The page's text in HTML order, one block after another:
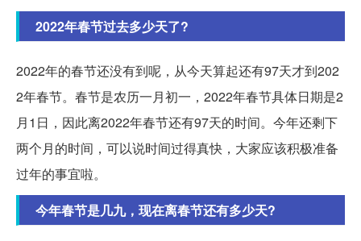
2022年春节过去多少天了?
2022年的春节还没有到呢，从今天算起还有97天才到202
2年春节。春节是农历一月初一，2022年春节具体日期是2
月1日，因此离2022年春节还有97天的时间。今年还剩下
两个月的时间，可以说时间过得真快，大家应该积极准备
过年的事宜啦。
今年春节是几九，现在离春节还有多少天?